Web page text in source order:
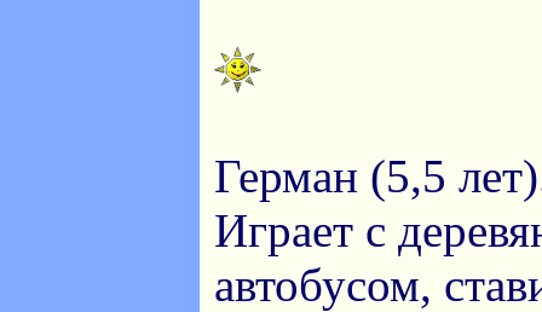
Герман (5,5
Играет с
автобусом,